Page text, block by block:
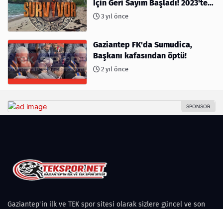
İçin Geri Sayım Başladı! 2023'te
kimler var?
3 yıl önce
Gaziantep FK'da Sumudica,
Başkanı kafasından öptü!
2 yıl önce
Gaziantep'in ilk ve TEK spor sitesi olarak sizlere güncel ve son